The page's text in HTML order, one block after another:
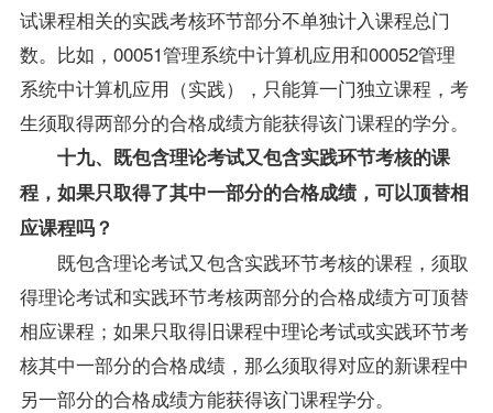
试课程相关的实践考核环节部分不单独计入课程总门
数。比如，00051管理系统中计算机应用和00052管理
系统中计算机应用（实践），只能算一门独立课程，考
生须取得两部分的合格成绩方能获得该门课程的学分。
十九、既包含理论考试又包含实践环节考核的课
程，如果只取得了其中一部分的合格成绩，可以顶替相
应课程吗？
既包含理论考试又包含实践环节考核的课程，须取
得理论考试和实践环节考核两部分的合格成绩方可顶替
相应课程；如果只取得旧课程中理论考试或实践环节考
核其中一部分的合格成绩，那么须取得对应的新课程中
另一部分的合格成绩方能获得该门课程学分。